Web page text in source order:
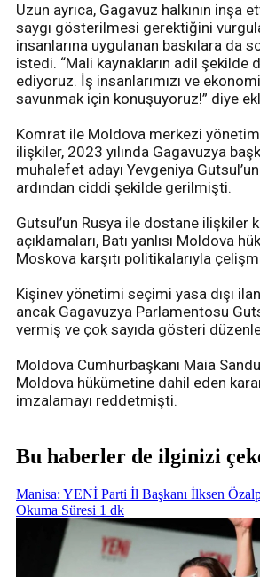
Uzun ayrıca, Gagavuz halkının inşa
saygı gösterilmesi gerektiğini
insanlarına uygulanan baskılara da
istedi. “Mali kaynakların adil şekilde
ediyoruz. İş insanlarımızı ve
savunmak için konuşuyoruz!” diye
Komrat ile Moldova merkezi
ilişkiler, 2023 yılında Gagavuzya
muhalefet adayı Yevgeniya
ardından ciddi şekilde gerilmişti.
Gutsul’un Rusya ile dostane ilişkiler
açıklamaları, Batı yanlısı Moldova
Moskova karşıtı politikalarıyla
Kişinev yönetimi seçimi yasa dışı
ancak Gagavuzya Parlamentosu
vermiş ve çok sayıda gösteri
Moldova Cumhurbaşkanı Maia
Moldova hükümetine dahil eden
imzalamayı reddetmişti.
Bu haberler de ilginizi
Manisa: YENİ Parti İl Başkanı İlksen
Okuma Süresi 1 dk